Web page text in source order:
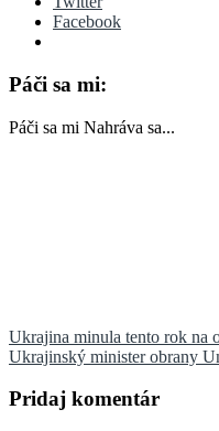
Facebook
Páči sa mi:
Páči sa mi Nahráva sa...
Navigácia
v
článku
Ukrajina minula tento rok na
Ukrajinský minister obrany
Pridaj komentár